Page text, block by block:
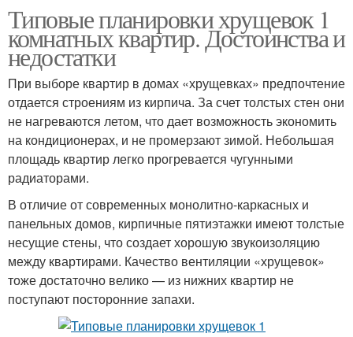
Типовые планировки хрущевок 1
комнатных квартир. Достоинства и
недостатки
При выборе квартир в домах «хрущевках» предпочтение
отдается строениям из кирпича. За счет толстых стен они
не нагреваются летом, что дает возможность экономить
на кондиционерах, и не промерзают зимой. Небольшая
площадь квартир легко прогревается чугунными
радиаторами.
В отличие от современных монолитно-каркасных и
панельных домов, кирпичные пятиэтажки имеют толстые
несущие стены, что создает хорошую звукоизоляцию
между квартирами. Качество вентиляции «хрущевок»
тоже достаточно велико — из нижних квартир не
поступают посторонние запахи.